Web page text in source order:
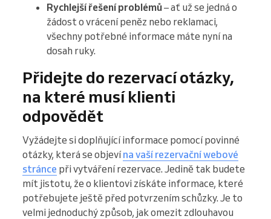
Rychlejší řešení problémů– ať už se jedná o
žádost o vrácení peněz nebo reklamaci,
všechny potřebné informace máte nyní na
dosah ruky.
Přidejte do rezervací otázky,
na které musí klienti
odpovědět
Vyžádejte si doplňující informace pomocí povinné
otázky, která se objevína vaší rezervační webové
stránce při vytváření rezervace. Jedině tak budete
mít jistotu, že o klientovi získáte informace, které
potřebujete ještě před potvrzením schůzky. Je to
velmi jednoduchý způsob, jak omezit zdlouhavou